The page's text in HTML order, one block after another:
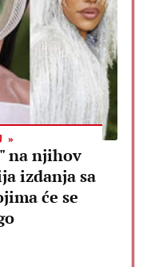
na njihov
izdanja sa
će se